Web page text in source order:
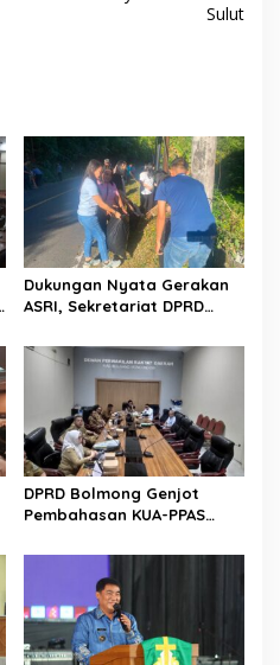
Sulut
Dukungan Nyata Gerakan
ASRI, Sekretariat DPRD
Jalan Manado – Tomohon
DPRD Bolmong Genjot
Pembahasan KUA-PPAS